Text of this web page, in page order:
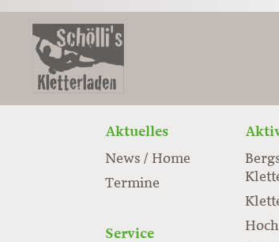
Aktuelles
News / Home
Termine
Service